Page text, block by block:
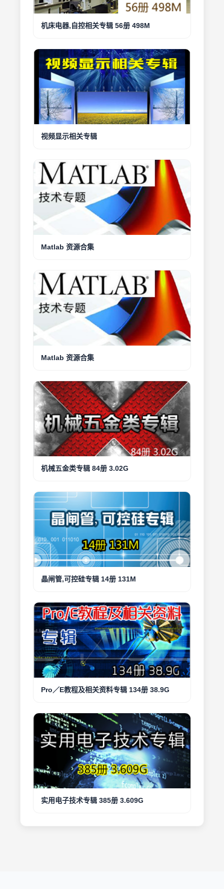
机床电器,自控相关专辑 56册 498M
视频显示相关专辑
Matlab 资源合集
Matlab 资源合集
机械五金类专辑 84册 3.02G
晶闸管,可控硅专辑 14册 131M
Pro／E教程及相关资料专辑 134册 38.9G
实用电子技术专辑 385册 3.609G